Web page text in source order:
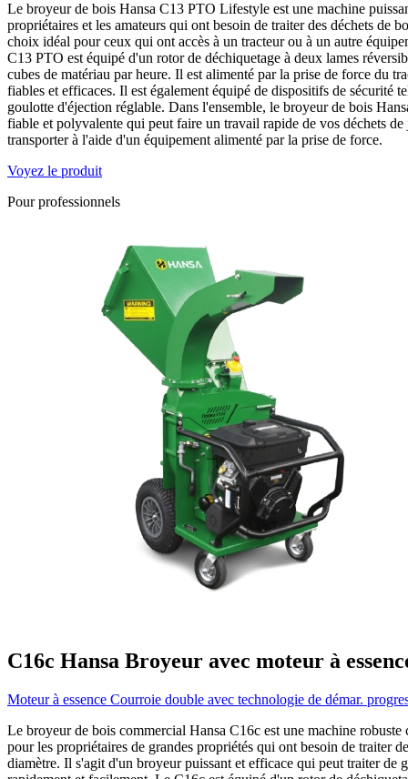
Le broyeur de bois Hansa C13 PTO Lifestyle est une machine
propriétaires et les amateurs qui ont besoin de traiter des déchets de
choix idéal pour ceux qui ont accès à un tracteur ou à un autre
C13 PTO est équipé d'un rotor de déchiquetage à deux lames
cubes de matériau par heure. Il est alimenté par la prise de force du
fiables et efficaces. Il est également équipé de dispositifs de sécurité
goulotte d'éjection réglable. Dans l'ensemble, le broyeur de bois
fiable et polyvalente qui peut faire un travail rapide de vos déchets
transporter à l'aide d'un équipement alimenté par la prise de force.
Voyez le produit
Pour professionnels
C16c Hansa Broyeur avec moteur à
Moteur à essence Courroie double avec technologie de démar.
Le broyeur de bois commercial Hansa C16c est une machine
pour les propriétaires de grandes propriétés qui ont besoin de traiter
diamètre. Il s'agit d'un broyeur puissant et efficace qui peut traiter de